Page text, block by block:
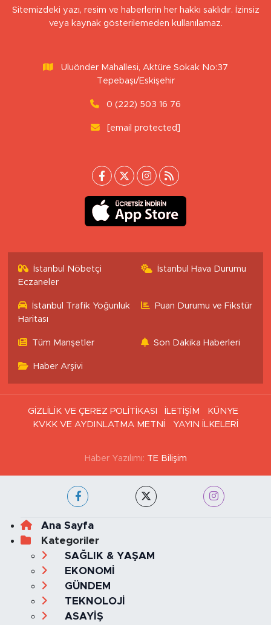
Sitemizdeki yazı, resim ve haberlerin her hakkı saklıdır. İzinsiz
veya kaynak gösterilemeden kullanılamaz.
Uluönder Mahallesi, Aktüre Sokak No:37
Tepebaşı/Eskişehir
0 (222) 503 16 76
[email protected]
İstanbul Nöbetçi
Eczaneler
İstanbul Hava Durumu
İstanbul Trafik Yoğunluk
Haritası
Puan Durumu ve Fikstür
Tüm Manşetler Son Dakika Haberleri
Haber Arşivi
GİZLİLİK VE ÇEREZ POLİTİKASI İLETİŞİM
KÜNYE
KVKK VE AYDINLATMA METNİ
YAYIN İLKELERİ
Haber Yazılımı: TE Bilişim
Ana Sayfa
Kategoriler
SAĞLIK & YAŞAM
EKONOMİ
GÜNDEM
TEKNOLOJİ
ASAYİŞ